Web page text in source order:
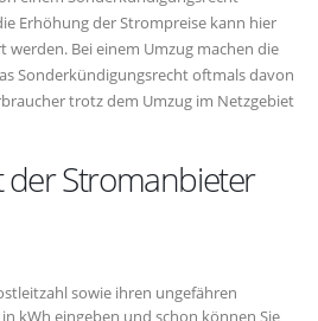
Erhöhung der Strompreise kann hier
werden. Bei einem Umzug machen die
Sonderkündigungsrecht oftmals davon
trotz dem Umzug im Netzgebiet
der Stromanbieter
sowie ihren ungefähren
in kWh eingeben und schon können Sie